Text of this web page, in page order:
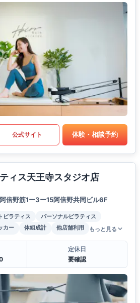
公式サイト 体験・相談予約
ィス天王寺スタジオ店
倍野筋1ー3ー15阿倍野共同ビル6F
ピラティス
パーソナルピラティス
カー 体組成計 他店舗利用 もっと見る
定休日
要確認